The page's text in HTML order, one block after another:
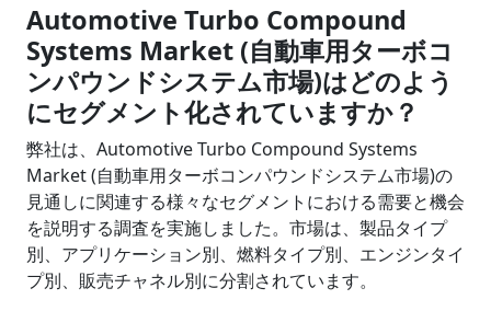
Automotive Turbo Compound
Systems Market (自動車用ターボコ
ンパウンドシステム市場)はどのよう
にセグメント化されていますか？
弊社は、Automotive Turbo Compound Systems
Market (自動車用ターボコンパウンドシステム市場)の
見通しに関連する様々なセグメントにおける需要と機会
を説明する調査を実施しました。市場は、製品タイプ
別、アプリケーション別、燃料タイプ別、エンジンタイ
プ別、販売チャネル別に分割されています。